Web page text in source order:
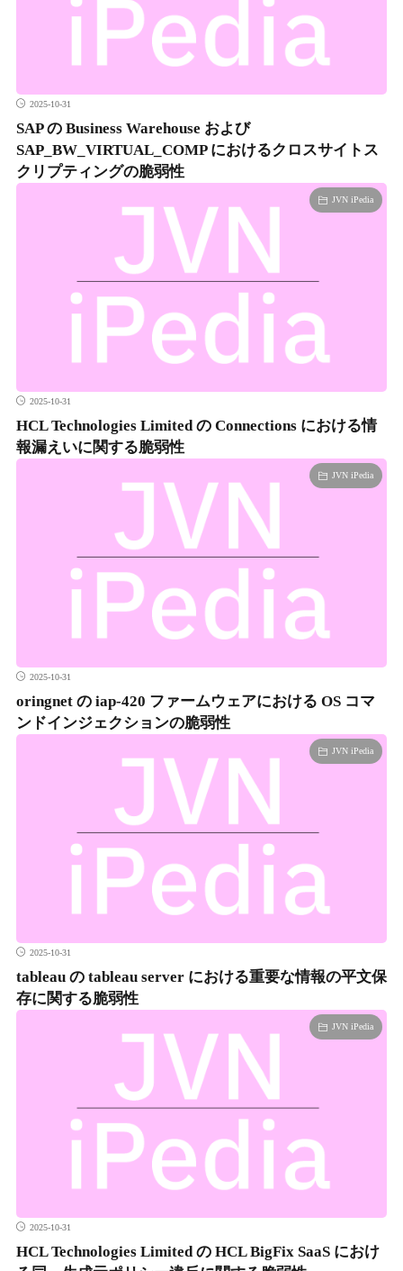
2025-10-31
SAP の Business Warehouse および
SAP_BW_VIRTUAL_COMP におけるクロスサイトス
クリプティングの脆弱性
JVN iPedia
2025-10-31
HCL Technologies Limited の Connections における情
報漏えいに関する脆弱性
JVN iPedia
2025-10-31
oringnet の iap-420 ファームウェアにおける OS コマ
ンドインジェクションの脆弱性
JVN iPedia
2025-10-31
tableau の tableau server における重要な情報の平文保
存に関する脆弱性
JVN iPedia
2025-10-31
HCL Technologies Limited の HCL BigFix SaaS におけ